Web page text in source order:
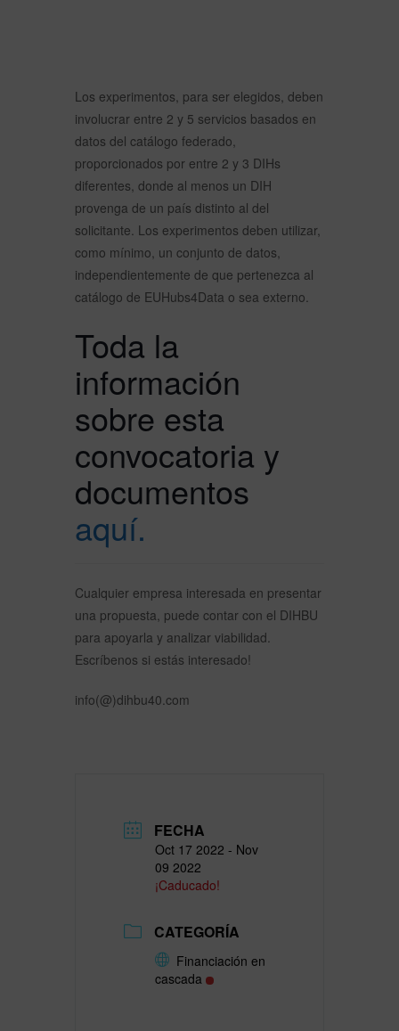
Los experimentos, para ser elegidos, deben
involucrar entre 2 y 5 servicios basados en
datos del catálogo federado,
proporcionados por entre 2 y 3 DIHs
diferentes, donde al menos un DIH
provenga de un país distinto al del
solicitante. Los experimentos deben utilizar,
como mínimo, un conjunto de datos,
independientemente de que pertenezca al
catálogo de EUHubs4Data o sea externo.
Toda la
información
sobre esta
convocatoria y
documentos
aquí.
Cualquier empresa interesada en presentar
una propuesta, puede contar con el DIHBU
para apoyarla y analizar viabilidad.
Escríbenos si estás interesado!
info(@)dihbu40.com
FECHA
Oct 17 2022 - Nov
09 2022
¡Caducado!
CATEGORÍA
Financiación en
cascada